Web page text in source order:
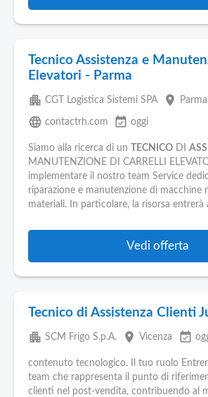
Tecnico Assistenza e
Elevatori - Parma
apartment CGT Logistica Sistemi SPA place Parma
language contactrh.com event_available oggi
Siamo alla ricerca di un TECNICO DI
MANUTENZIONE DI CARRELLI
implementare il nostro team Service
riparazione e manutenzione di macchine
materiali. In particolare, la risorsa entrerà
Vedi offerta
Tecnico di Assistenza Clienti
apartment SCM Frigo S.p.A. place Vicenza event_available
contenuto tecnologico. Il tuo ruolo
team che rappresenta il punto di
clienti nel post-vendita, contribuendo al